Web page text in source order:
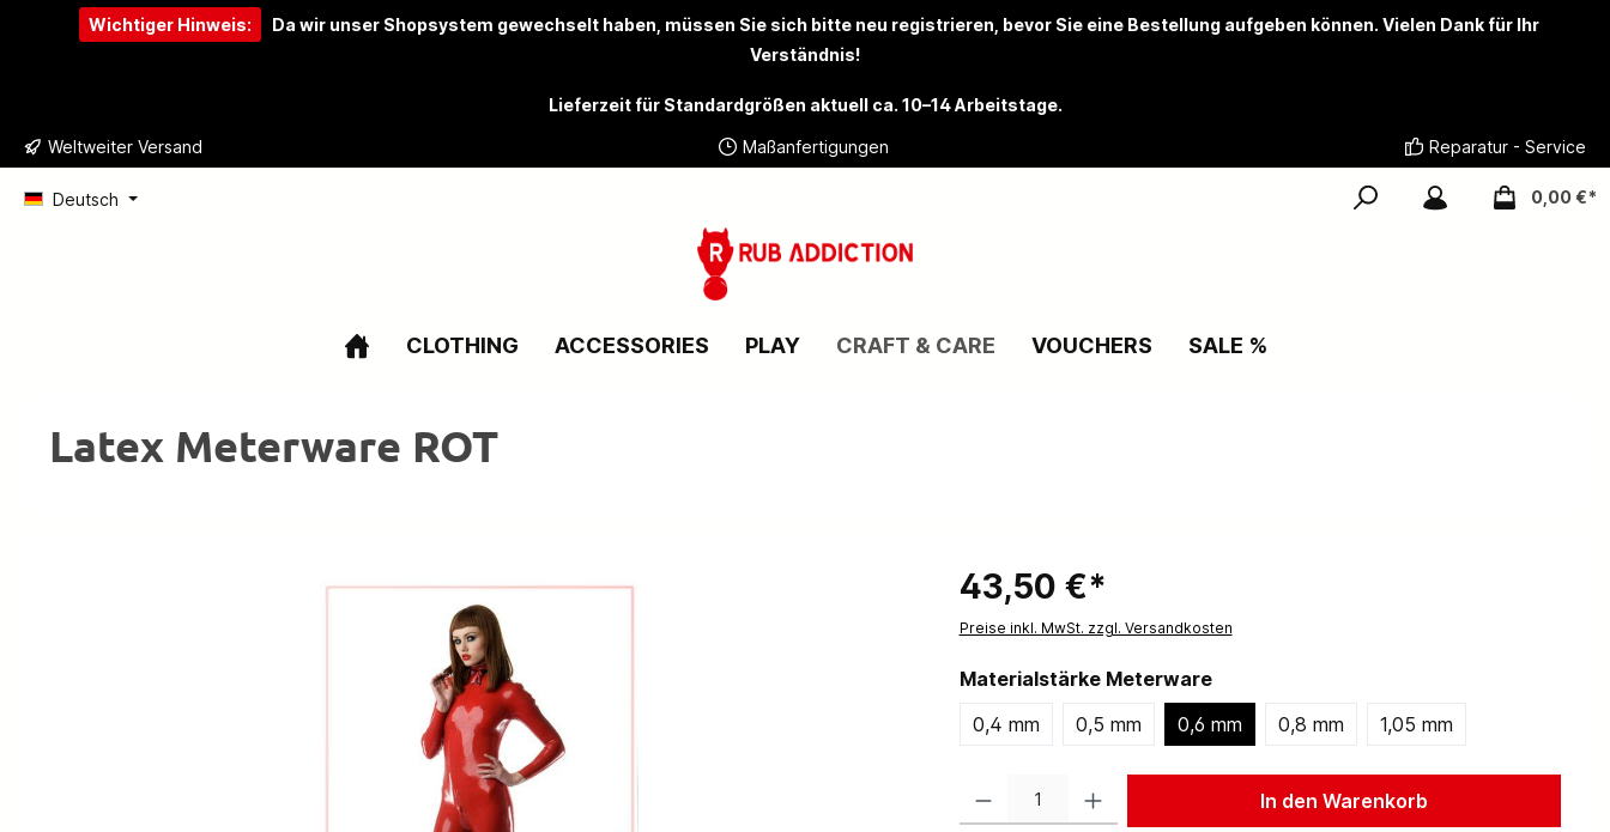
springen Zur Hauptnavigation springen
Wichtiger Hinweis: Da wir unser Shopsystem gewechselt haben, müssen Sie sich bitte neu registrieren , bevor Sie eine Bestellung aufgeben können. Vielen Dank für Ihr
Verständnis!
Lieferzeit für Standardgrößen aktuell ca. 10–14 Arbeitstage.
Weltweiter Versand Maßanfertigungen Reparatur - Service
Deutsch 0,00 €*
CLOTHING ACCESSORIES PLAY CRAFT & CARE VOUCHERS SALE %
Latex Meterware ROT
43,50 €*
Preise inkl. MwSt. zzgl. Versandkosten
Materialstärke Meterware
0,4 mm
0,5 mm 0,6 mm 0,8 mm 1,05 mm
In den Warenkorb